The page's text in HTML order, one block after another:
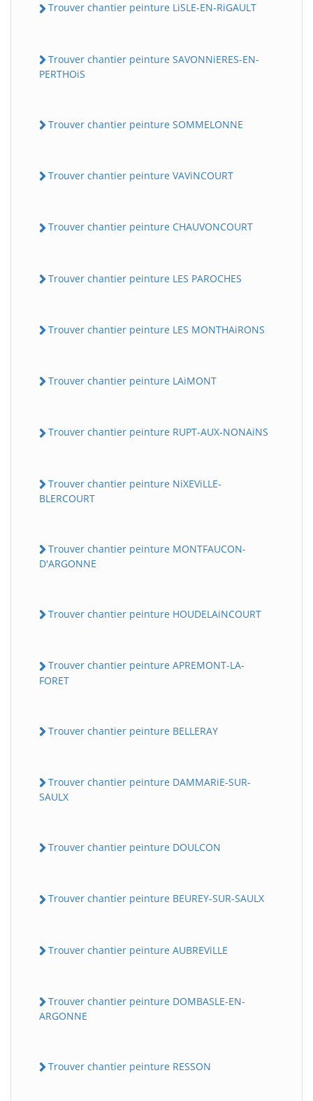
Trouver chantier peinture LiSLE-EN-RiGAULT
Trouver chantier peinture SAVONNiERES-EN-
PERTHOiS
Trouver chantier peinture SOMMELONNE
Trouver chantier peinture VAViNCOURT
Trouver chantier peinture CHAUVONCOURT
Trouver chantier peinture LES PAROCHES
Trouver chantier peinture LES MONTHAiRONS
Trouver chantier peinture LAiMONT
Trouver chantier peinture RUPT-AUX-NONAiNS
Trouver chantier peinture NiXEViLLE-
BLERCOURT
Trouver chantier peinture MONTFAUCON-
D'ARGONNE
Trouver chantier peinture HOUDELAiNCOURT
Trouver chantier peinture APREMONT-LA-
FORET
Trouver chantier peinture BELLERAY
Trouver chantier peinture DAMMARiE-SUR-
SAULX
Trouver chantier peinture DOULCON
Trouver chantier peinture BEUREY-SUR-SAULX
Trouver chantier peinture AUBREViLLE
Trouver chantier peinture DOMBASLE-EN-
ARGONNE
Trouver chantier peinture RESSON